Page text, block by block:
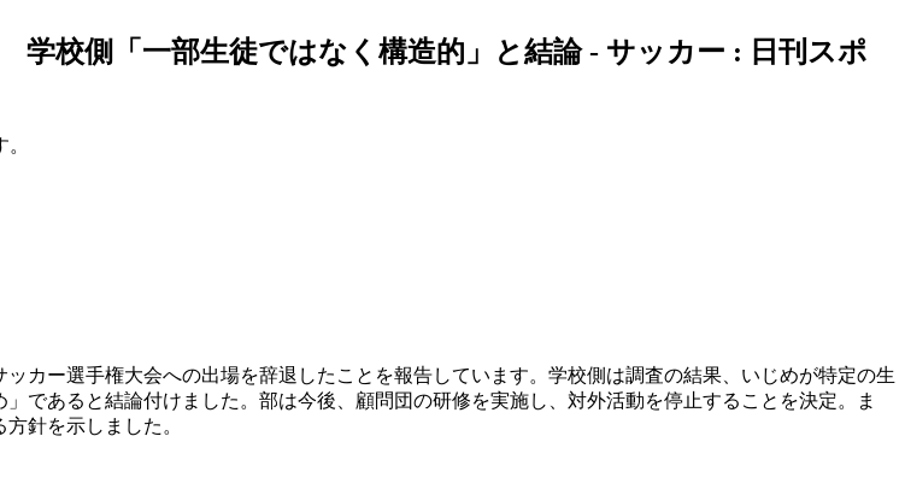
校側「一部生徒ではなく構造的」と結論 - サッカー : 日刊スポ
カー選手権大会への出場を辞退したことを報告しています。学校側は調査の結果、いじめが特定の生
であると結論付けました。部は今後、顧問団の研修を実施し、対外活動を停止することを決定。ま
針を示しました。